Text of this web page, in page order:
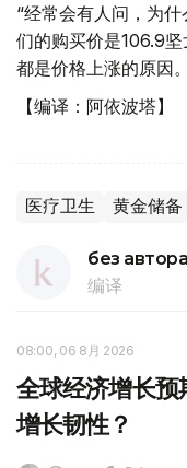
“经常会有人问，为
们的购买价是106.9
都是价格上涨的原因。
【编译：阿依波塔】
医疗卫生 黄金储备
без автора
编译
08:00, 06 8月 2026
全球经济增长预
增长韧性？